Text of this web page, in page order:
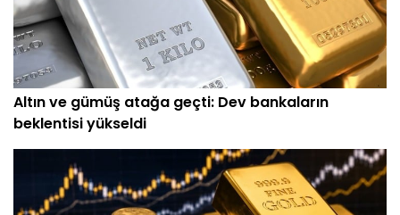
Altın ve gümüş atağa geçti: Dev bankaların
beklentisi yükseldi